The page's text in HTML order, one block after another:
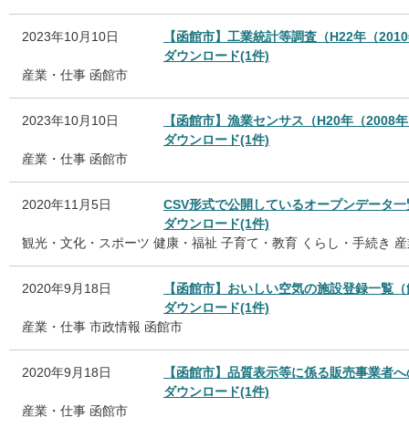
2023年10月10日
【函館市】工業統計等調査（H22年（
ダウンロード(1件)
産業・仕事 函館市
2023年10月10日
【函館市】漁業センサス（H20年（2008
ダウンロード(1件)
産業・仕事 函館市
2020年11月5日
CSV形式で公開しているオープンデータ
ダウンロード(1件)
観光・文化・スポーツ 健康・福祉 子育て・教育 くらし・手続き
2020年9月18日
【函館市】おいしい空気の施設登録一覧
ダウンロード(1件)
産業・仕事 市政情報 函館市
2020年9月18日
【函館市】品質表示等に係る販売事業者
ダウンロード(1件)
産業・仕事 函館市